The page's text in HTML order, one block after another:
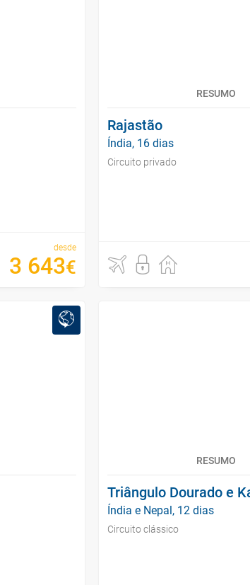
desde
3 643€
RESUMO
Rajastão
Índia, 16 dias
Circuito privado
RESUMO
Triângulo Dourado e
Índia e Nepal, 12 dias
Circuito clássico